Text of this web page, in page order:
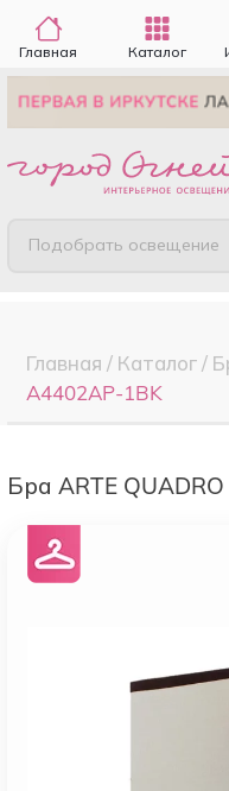
Главная Каталог
Подобрать освещение
Главная / Каталог/
A4402AP-1BK
Бра ARTE